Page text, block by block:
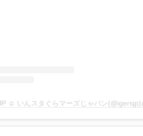
☺︎ いんスタぐらマーズじゃパン(@igersjp)